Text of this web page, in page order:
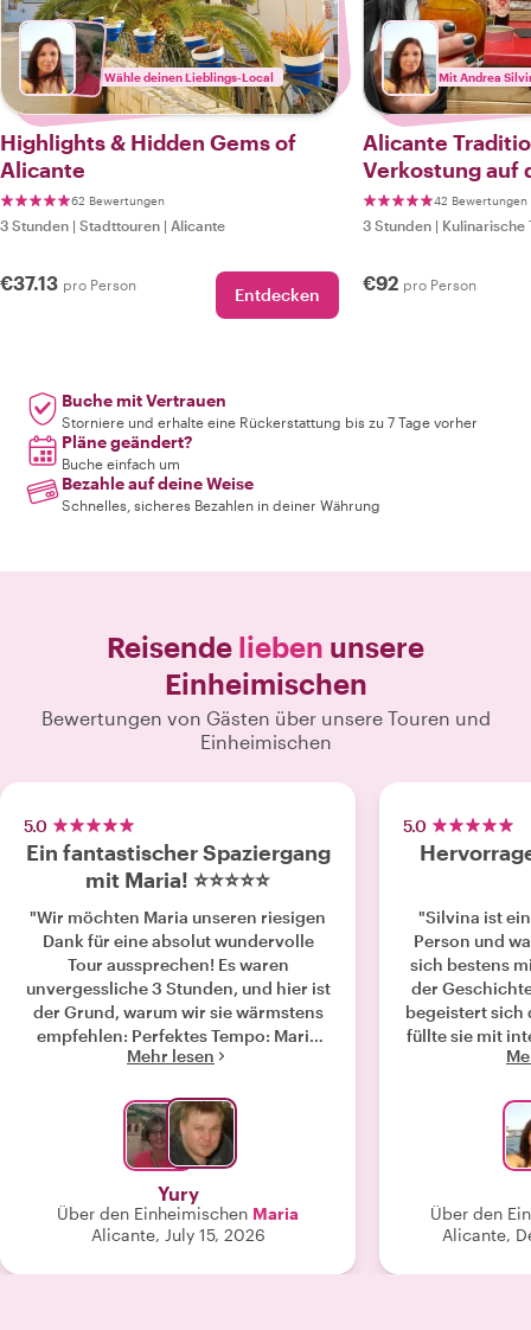
Wähle deinen Lieblings-Local
Highlights & Hidden Gems of
Alicante
62 Bewertungen
3 Stunden | Stadttouren | Alicante
€37.13 pro Person Entdecken
Mit Andrea
Alicante
Verkostung auf
42 Bewertungen
3 Stunden | Kulinarische
€92 pro Person
Buche mit Vertrauen
Storniere und erhalte eine Rückerstattung bis zu 7 Tage vorher
Pläne geändert?
Buche einfach um
Bezahle auf deine Weise
Schnelles, sicheres Bezahlen in deiner Währung
Reisende lieben unsere
Einheimischen
Bewertungen von Gästen über unsere Touren und
Einheimischen
5.0
Ein fantastischer Spaziergang
mit Maria! ⭐⭐⭐⭐⭐
"Wir möchten Maria unseren riesigen
Dank für eine absolut wundervolle
Tour aussprechen! Es waren
unvergessliche 3 Stunden, und hier ist
der Grund, warum wir sie wärmstens
empfehlen: Perfektes Tempo: Maria
hat ein so angenehmes Tempo
stündige Route problemlos bewältigt
haben, unsere Energie behalten haben
und uns überhaupt nicht müde gefühlt
haben. Der Hitze trotzen: Wir haben
unsere Tour leichtsinnig genau auf die
Mittagszeit gelegt, aber dank Maria lief
alles perfekt und fühlte sich sehr
angenehm an. Die wahre Seele der
Mehr lesen
Yury
Über den Einheimischen Maria
Alicante, July 15, 2026
5.0
"Silvina ist
Person und
sich bestens
der
begeistert sich
füllte sie mit
verborgen
können
Über den
Alicante,